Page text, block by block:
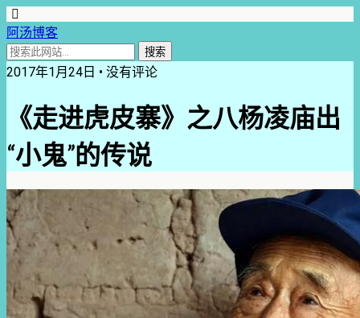
阿汤博客
2017年1月24日 • 没有评论
《走进虎皮寨》之八杨凌庙出
“小鬼”的传说